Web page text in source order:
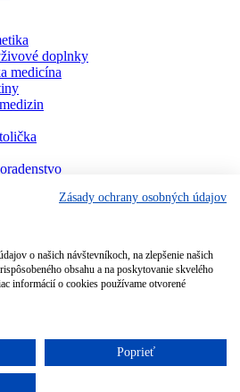
doplnky
medicína
numerológia
kľúč života
Zásady ochrany osobných údajov
o našich návštevníkoch, na zlepšenie našich
obsahu a na poskytovanie skvelého
informácií o cookies používame otvorené
Poprieť